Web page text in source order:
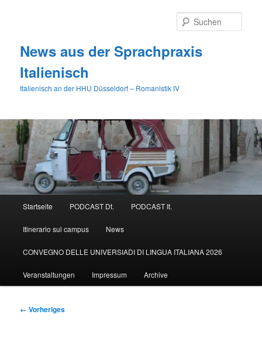
News aus der Sprachpraxis
Italienisch
Italienisch an der HHU Düsseldorf – Romanistik IV
Startseite PODCAST Dt. PODCAST It.
Itinerario sul campus News
CONVEGNO DELLE UNIVERSIADI DI LINGUA ITALIANA 2026
Veranstaltungen Impressum Archive
Bilder-
← Vorheriges